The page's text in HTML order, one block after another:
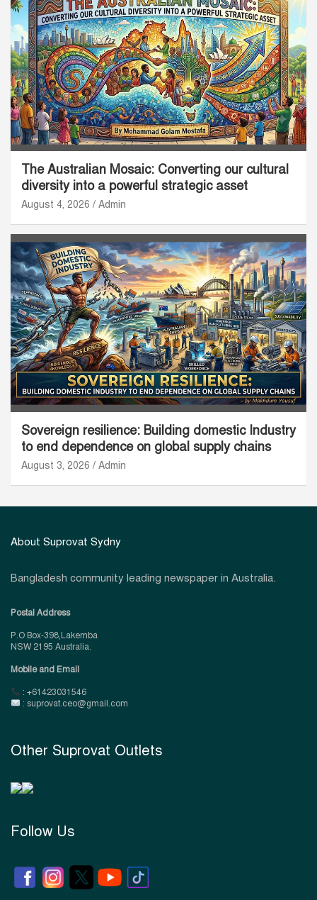
The Australian Mosaic: Converting our cultural
diversity into a powerful strategic asset
August 4, 2026 Admin
Sovereign resilience: Building domestic Industry
to end dependence on global supply chains
August 3, 2026 Admin
About Suprovat Sydny
Bangladesh community leading newspaper in Australia.
Postal Address
P.O Box-398,Lakemba
NSW 2195 Australia.
Mobile and Email
: +61423031546
: suprovat.ceo@gmail.com
Other Suprovat Outlets
Follow Us